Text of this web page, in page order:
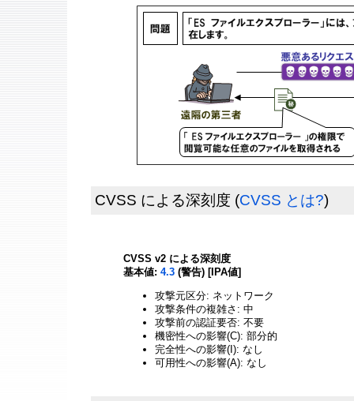
CVSS による深刻度 (CVSS とは?)
CVSS v2 による深刻度
基本値: 4.3 (警告) [IPA値]
攻撃元区分: ネットワーク
攻撃条件の複雑さ: 中
攻撃前の認証要否: 不要
機密性への影響(C): 部分的
完全性への影響(I): なし
可用性への影響(A): なし